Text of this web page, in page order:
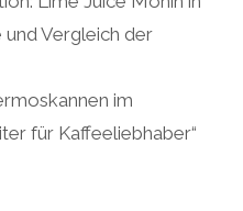
Vergleich der
im
für Kaffeeliebhaber“